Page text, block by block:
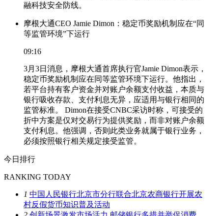
融科技安全防线。
摩根大通CEO Jamie Dimon：稳定币奖励机制应在“同
等监管环境”下运行
09:16
3月3日消息，摩根大通首席执行官Jamie Dimon表示，
稳定币奖励机制应在同等监管环境下运行。他指出，
若平台持有客户资金并对账户余额支付收益，本质与
银行吸收存款、支付利息无异，应适用与银行相同的
监管标准。 Dimon在接受CNBC采访时称，可接受的
折中方案是仅对交易行为提供奖励，而非对账户余额
支付利息。他强调，否则此类业务就属于银行业务，
必须按照银行相关规定接受监管。
今日排行
RANKING TODAY
1 中国人民银行北京市分行联合北京农商银行开展农
村反假货币知识普及活动